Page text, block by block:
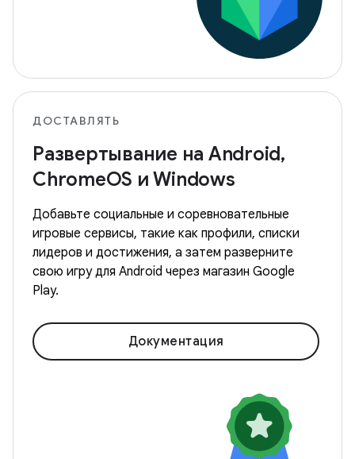
ДОСТАВЛЯТЬ
Развертывание на Android,
ChromeOS и Windows
Добавьте социальные и соревновательные
игровые сервисы, такие как профили, списки
лидеров и достижения, а затем разверните
свою игру для Android через магазин Google
Play.
Документация